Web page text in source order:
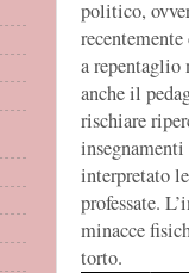
politico,
a repentaglio
anche il
rischiare
insegnamenti
interpretato
professate.
minacce
torto.